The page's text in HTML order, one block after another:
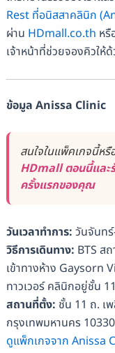
Rest ที่อนิสสาคลินิก
ผ่าน HDmall.co.th หรื
เจ้าหน้าที่ช่วยจองคิวให้
ข้อมูล Anissa Clinic
สนใจในแพ็คเกจนี้ห
HDmall ตอนนี้และ
ครั้งแรกของคุณ
วันเวลาทำการ: วันจันท
วิธีการเดินทาง: BTS ส
เข้าทางห้าง Gaysorn
ทาวเวอร์ คลินิกอยู่ชั้น 11
สถานที่ตั้ง: ชั้น 11 ถ. เ
กรุงเทพมหานคร 10330
ดูแพ็กเกจจาก Anissa